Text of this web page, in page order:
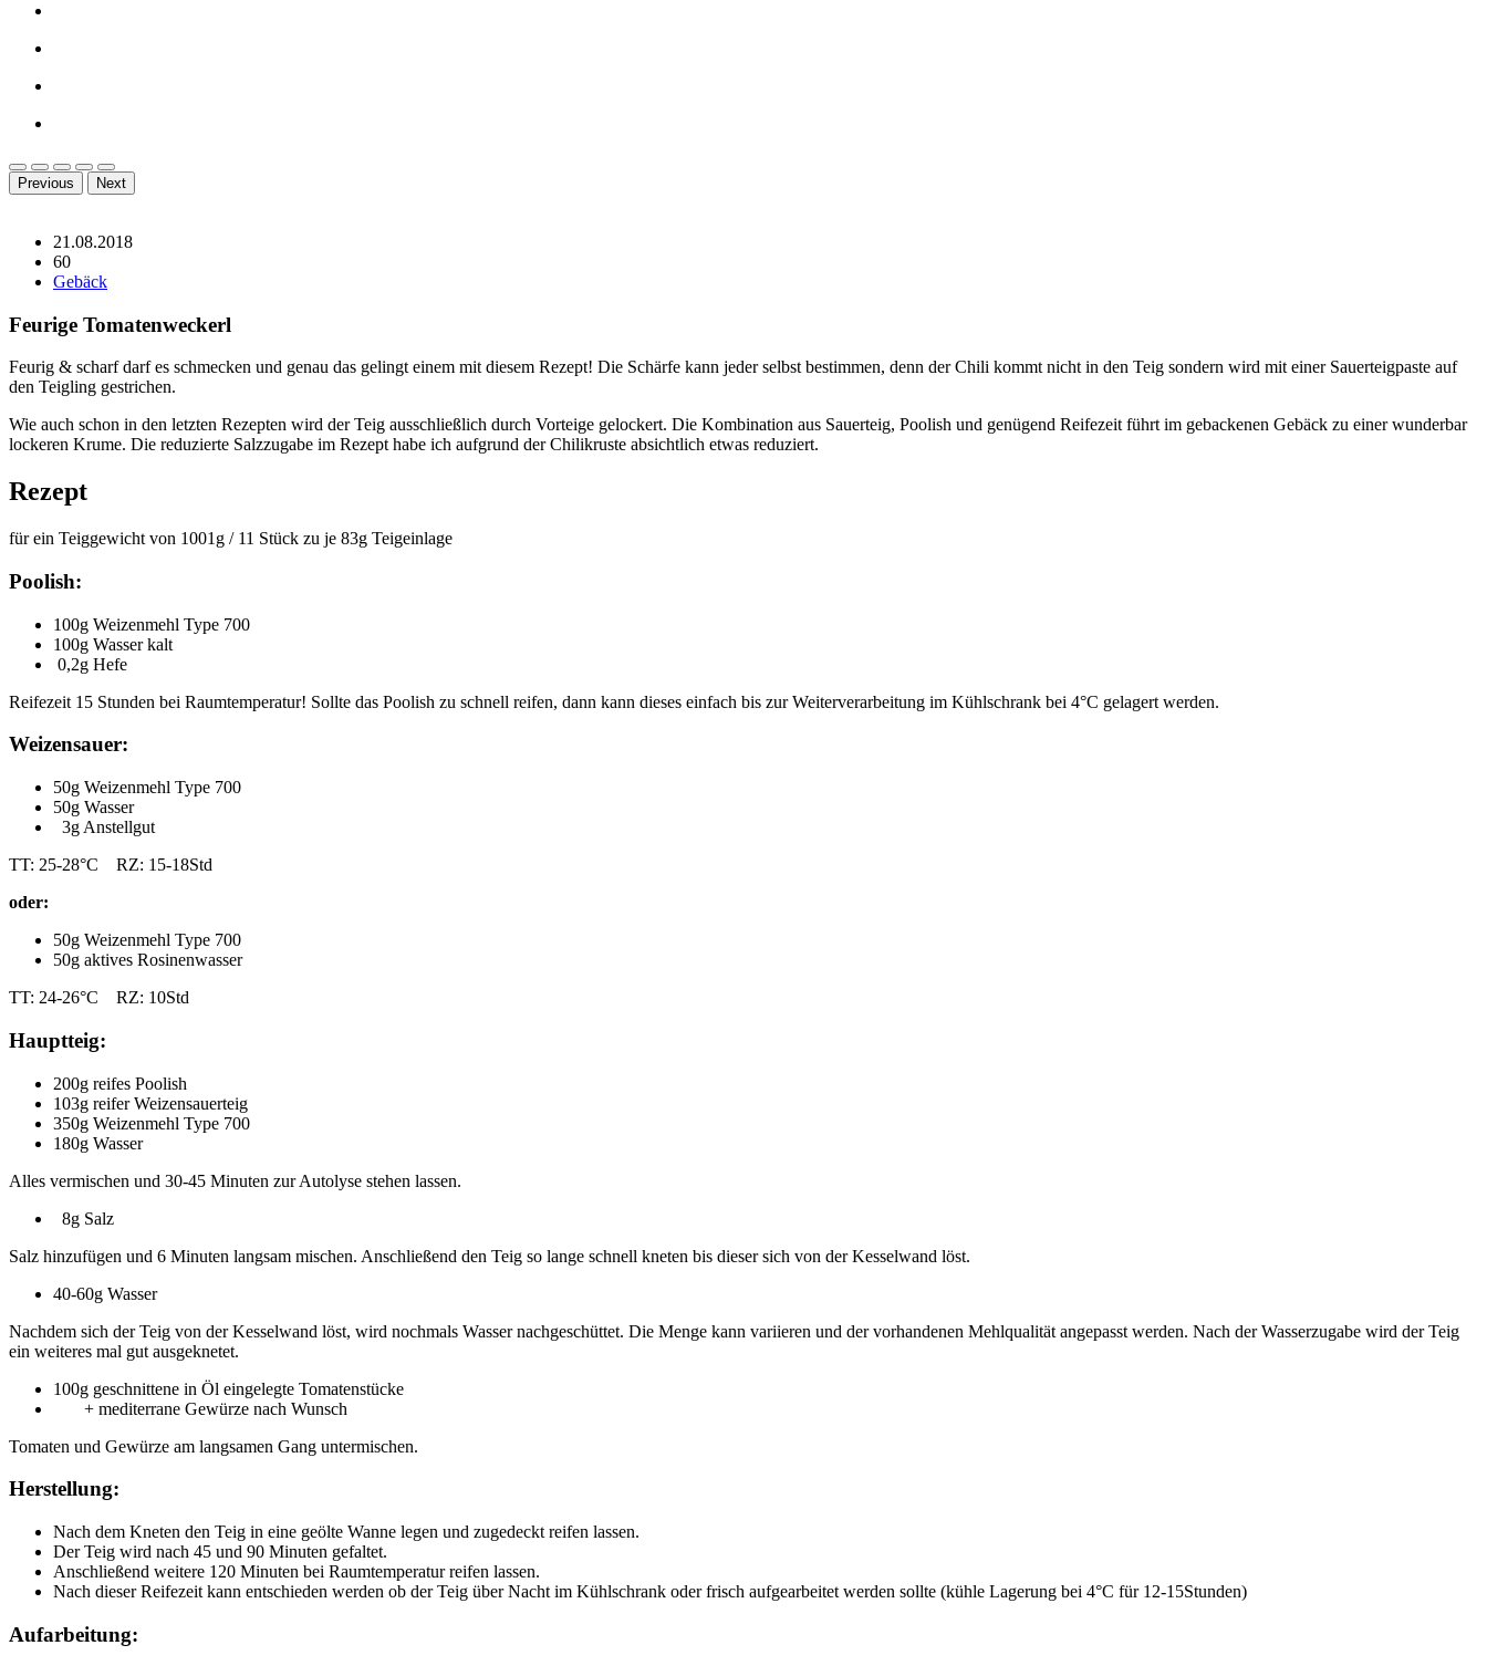
Previous Next
21.08.2018
60
Gebäck
Feurige Tomatenweckerl
Feurig & scharf darf es schmecken und genau das gelingt einem mit diesem Rezept! Die Schärfe kann jeder selbst bestimmen, denn der Chili kommt nicht in den Teig sondern wird mit einer Sauerteigpaste auf
den Teigling gestrichen.
Wie auch schon in den letzten Rezepten wird der Teig ausschließlich durch Vorteige gelockert. Die Kombination aus Sauerteig, Poolish und genügend Reifezeit führt im gebackenen Gebäck zu einer wunderbar
lockeren Krume. Die reduzierte Salzzugabe im Rezept habe ich aufgrund der Chilikruste absichtlich etwas reduziert.
Rezept
für ein Teiggewicht von 1001g / 11 Stück zu je 83g Teigeinlage
Poolish:
100g Weizenmehl Type 700
100g Wasser kalt
0,2g Hefe
Reifezeit 15 Stunden bei Raumtemperatur! Sollte das Poolish zu schnell reifen, dann kann dieses einfach bis zur Weiterverarbeitung im Kühlschrank bei 4°C gelagert werden.
Weizensauer:
50g Weizenmehl Type 700
50g Wasser
3g Anstellgut
TT: 25-28°C RZ: 15-18Std
oder:
50g Weizenmehl Type 700
50g aktives Rosinenwasser
TT: 24-26°C RZ: 10Std
Hauptteig:
200g reifes Poolish
103g reifer Weizensauerteig
350g Weizenmehl Type 700
180g Wasser
Alles vermischen und 30-45 Minuten zur Autolyse stehen lassen.
8g Salz
Salz hinzufügen und 6 Minuten langsam mischen. Anschließend den Teig so lange schnell kneten bis dieser sich von der Kesselwand löst.
40-60g Wasser
Nachdem sich der Teig von der Kesselwand löst, wird nochmals Wasser nachgeschüttet. Die Menge kann variieren und der vorhandenen Mehlqualität angepasst werden. Nach der Wasserzugabe wird der Teig
ein weiteres mal gut ausgeknetet.
100g geschnittene in Öl eingelegte Tomatenstücke
+ mediterrane Gewürze nach Wunsch
Tomaten und Gewürze am langsamen Gang untermischen.
Herstellung:
Nach dem Kneten den Teig in eine geölte Wanne legen und zugedeckt reifen lassen.
Der Teig wird nach 45 und 90 Minuten gefaltet.
Anschließend weitere 120 Minuten bei Raumtemperatur reifen lassen.
Nach dieser Reifezeit kann entschieden werden ob der Teig über Nacht im Kühlschrank oder frisch aufgearbeitet werden sollte (kühle Lagerung bei 4°C für 12-15Stunden)
Aufarbeitung: